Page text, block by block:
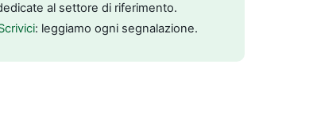
al settore di riferimento.
: leggiamo ogni segnalazione.